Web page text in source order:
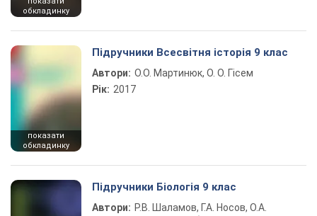
обкладинку
показати
обкладинку
Підручники Всесвітня історія 9 клас
Автори: О.О. Мартинюк, О. О. Гісем
Рік: 2017
Підручники Біологія 9 клас
Автори: Р.В. Шаламов, Г.А. Носов, О.А.